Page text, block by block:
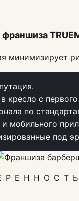
минимизирует
кресло с
по
и мобильного
под